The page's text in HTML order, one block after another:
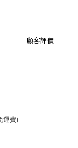
顧客評價
運費)